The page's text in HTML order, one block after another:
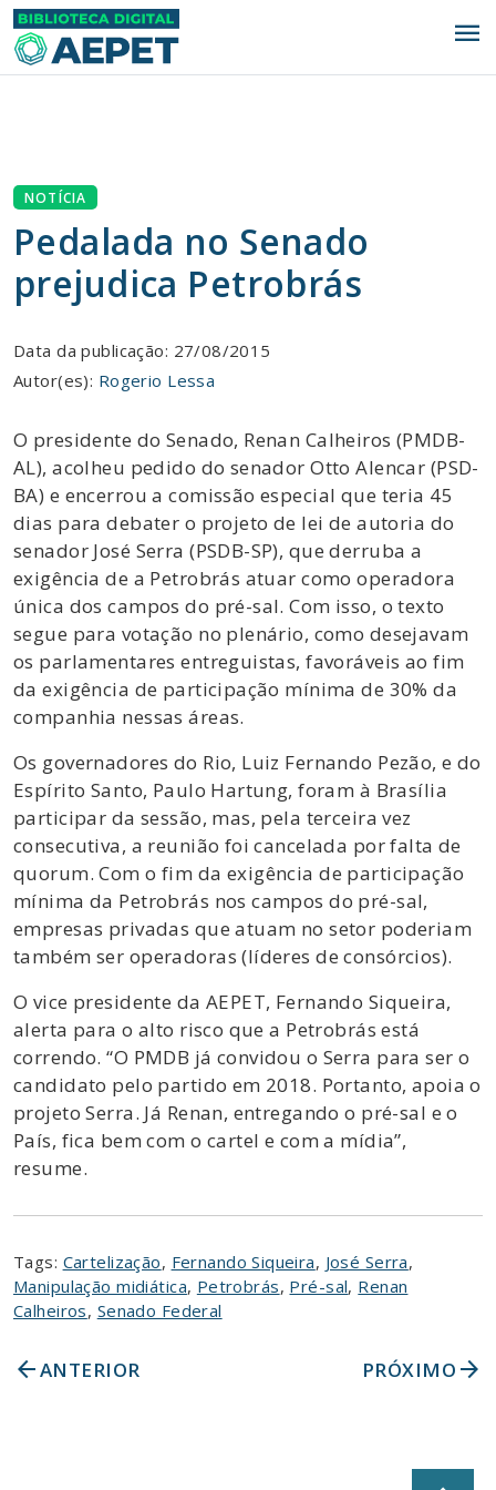
menu
NOTÍCIA
Pedalada no Senado
prejudica Petrobrás
Data da publicação: 27/08/2015
Autor(es): Rogerio Lessa
O presidente do Senado, Renan Calheiros (PMDB-
AL), acolheu pedido do senador Otto Alencar (PSD-
BA) e encerrou a comissão especial que teria 45
dias para debater o projeto de lei de autoria do
senador José Serra (PSDB-SP), que derruba a
exigência de a Petrobrás atuar como operadora
única dos campos do pré-sal. Com isso, o texto
segue para votação no plenário, como desejavam
os parlamentares entreguistas, favoráveis ao fim
da exigência de participação mínima de 30% da
companhia nessas áreas.
Os governadores do Rio, Luiz Fernando Pezão, e do
Espírito Santo, Paulo Hartung, foram à Brasília
participar da sessão, mas, pela terceira vez
consecutiva, a reunião foi cancelada por falta de
quorum. Com o fim da exigência de participação
mínima da Petrobrás nos campos do pré-sal,
empresas privadas que atuam no setor poderiam
também ser operadoras (líderes de consórcios).
O vice presidente da AEPET, Fernando Siqueira,
alerta para o alto risco que a Petrobrás está
correndo. “O PMDB já convidou o Serra para ser o
candidato pelo partido em 2018. Portanto, apoia o
projeto Serra. Já Renan, entregando o pré-sal e o
País, fica bem com o cartel e com a mídia”,
resume.
Tags: Cartelização, Fernando Siqueira, José Serra,
Manipulação midiática, Petrobrás, Pré-sal, Renan
Calheiros, Senado Federal
arrow_backANTERIOR PRÓXIMO arrow_forward